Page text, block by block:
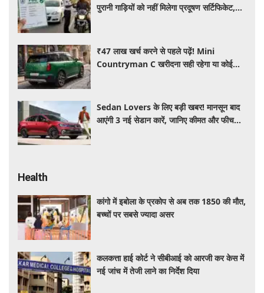
पुरानी गाड़ियों को नहीं मिलेगा प्रदूषण सर्टिफिकेट,
₹47 लाख खर्च करने से पहले पढ़ें! Mini
Countryman C खरीदना सही रहेगा या कोई
Sedan Lovers के लिए बड़ी खबर! मानसून बाद
आएंगी 3 नई सेडान कारें, जानिए कीमत और फीचर्स
Health
कांगो में इबोला के प्रकोप से अब तक 1850 की मौत,
बच्चों पर सबसे ज्यादा असर
कलकत्ता हाई कोर्ट ने सीबीआई को आरजी कर केस में
नई जांच में तेजी लाने का निर्देश दिया